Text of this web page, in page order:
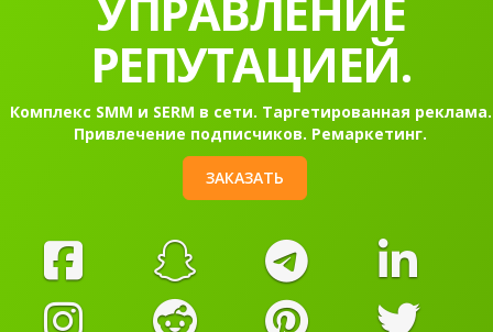
РЕПУТАЦИЕЙ.
Комплекс SMM и SERM в сети. Таргетированная реклама.
Привлечение подписчиков. Ремаркетинг.
ЗАКАЗАТЬ